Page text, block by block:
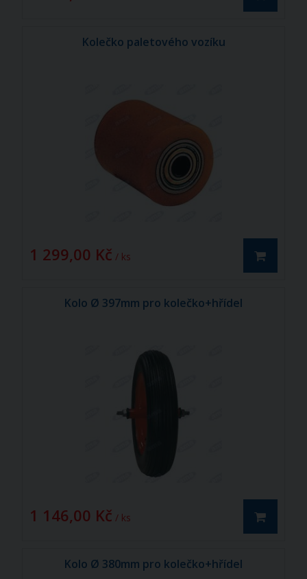
Kolečko paletového vozíku
1 299,00 Kč / ks
Kolo Ø 397mm pro kolečko+hřídel
1 146,00 Kč / ks
Kolo Ø 380mm pro kolečko+hřídel